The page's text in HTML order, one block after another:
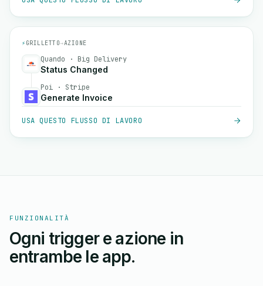
⚡ GRILLETTO→AZIONE
Quando · Big Delivery
Status Changed
Poi · Stripe
Generate Invoice
USA QUESTO FLUSSO DI LAVORO
FUNZIONALITÀ
Ogni trigger e azione in
entrambe le app.